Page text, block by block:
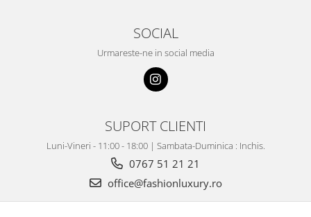
SOCIAL
Urmareste-ne in social media
SUPORT CLIENTI
Luni-Vineri - 11:00 - 18:00 | Sambata-Duminica : Inchis.
0767 51 21 21
office@fashionluxury.ro